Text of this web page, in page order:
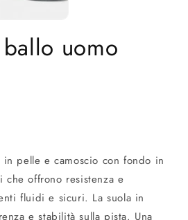
uomo
pelle e camoscio con fondo in
offrono resistenza e
fluidi e sicuri. La suola in
e stabilità sulla pista. Una